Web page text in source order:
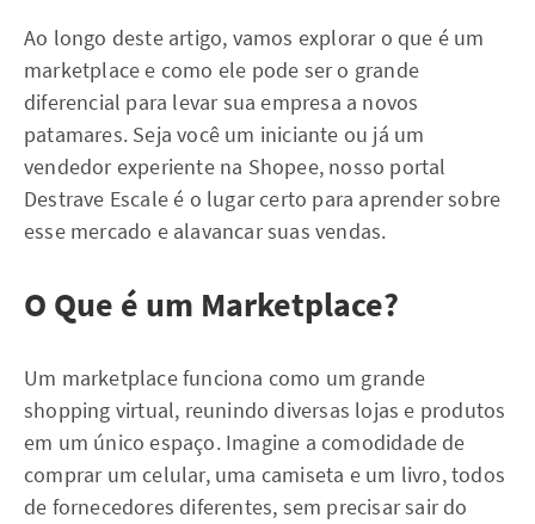
Ao longo deste artigo, vamos explorar o que é um
marketplace e como ele pode ser o grande
diferencial para levar sua empresa a novos
patamares. Seja você um iniciante ou já um
vendedor experiente na Shopee, nosso portal
Destrave Escale é o lugar certo para aprender sobre
esse mercado e alavancar suas vendas.
O Que é um Marketplace?
Um marketplace funciona como um grande
shopping virtual, reunindo diversas lojas e produtos
em um único espaço. Imagine a comodidade de
comprar um celular, uma camiseta e um livro, todos
de fornecedores diferentes, sem precisar sair do